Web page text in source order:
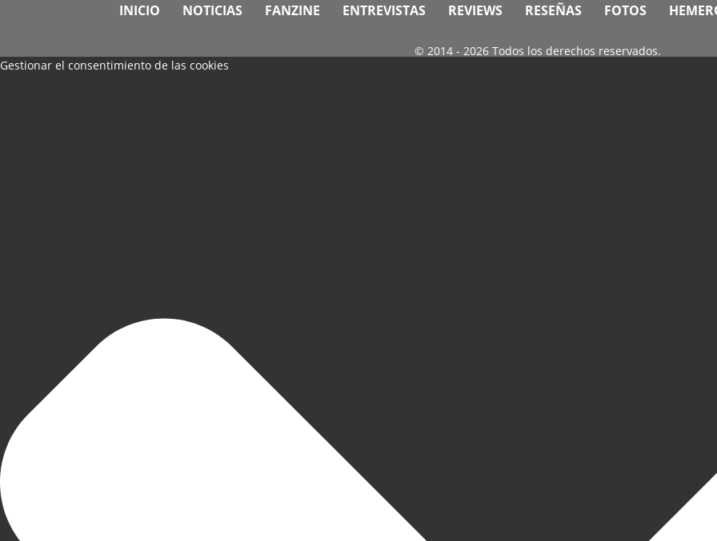
INICIO NOTICIAS FANZINE ENTREVISTAS REVIEWS RESEÑAS FOTOS
© 2014 - 2026 Todos los derechos reservados.
Gestionar el consentimiento de las cookies